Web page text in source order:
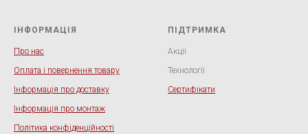
ІНФОРМАЦІЯ
Про нас
Оплата і повернення товару
Інформація про доставку
Інформація про монтаж
Політика конфіденційності
ПІДТРИМКА
Акції
Технології
Сертифікати